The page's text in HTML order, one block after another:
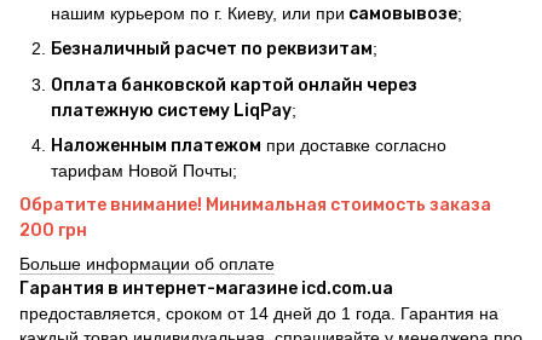
нашим курьером по г. Киеву, или при самовывозе;
Безналичный расчет по реквизитам;
Оплата банковской картой онлайн через
платежную систему LiqPay;
Наложенным платежом при доставке согласно
тарифам Новой Почты;
Обратите внимание! Минимальная стоимость заказа
200 грн
Больше информации об оплате
Гарантия в интернет-магазине icd.com.ua
предоставляется, сроком от 14 дней до 1 года. Гарантия на